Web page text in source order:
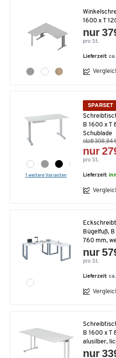
1600 x T
nur
pro St.
Lieferzeit:
1 weitere Varianten
SPARSET
B 1600 x T
Schublade
statt 308,84
nur
pro St.
Lieferzeit:
Bügelfuß,
760 mm,
nur
pro St.
Lieferzeit:
B 1600 x T
alusilber,
nur